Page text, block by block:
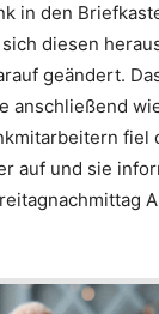
in den
diesen
geändert.
anschließend
fiel
auf und sie